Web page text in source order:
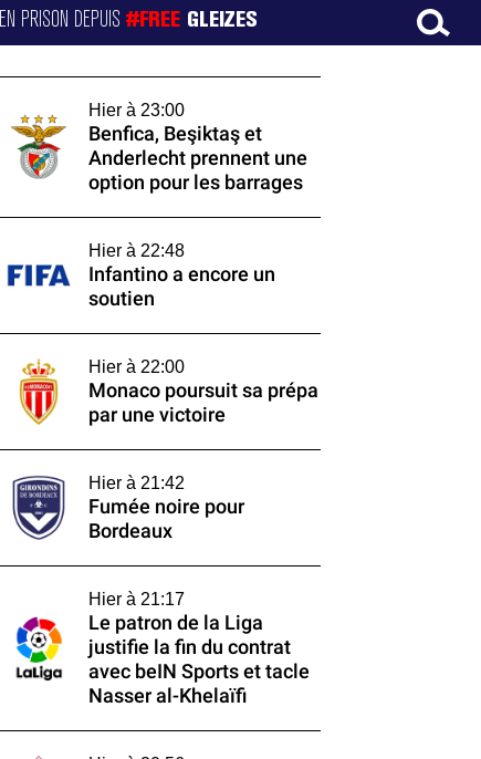
EN PRISON DEPUIS#FREE GLEIZES
Hier à 23:00
Benfica, Beşiktaş et
Anderlecht prennent une
option pour les barrages
Hier à 22:48
Infantino a encore un
soutien
Hier à 22:00
Monaco poursuit sa prépa
par une victoire
Hier à 21:42
Fumée noire pour
Bordeaux
Hier à 21:17
Le patron de la Liga
justifie la fin du contrat
avec beIN Sports et tacle
Nasser al-Khelaïfi